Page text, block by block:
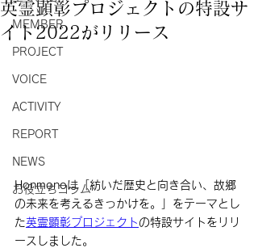
MEMBER
PROJECT
VOICE
ACTIVITY
REPORT
NEWS
お役立ちコラム
英霊顕彰プロジェクトの特設サ
イト2022がリリース
Honmonoは「紡いだ歴史と向き合い、故郷
の未来を考えるきっかけを。」をテーマとし
た英霊顕彰プロジェクト の特設サイトをリリ
ースしました。